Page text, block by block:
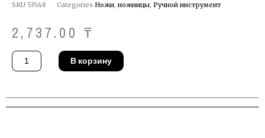
SKU 53548 Categories Ножи, ножницы, Ручной инструмент
2,737.00 ₸
Количество
товара
Нож
425
В корзину